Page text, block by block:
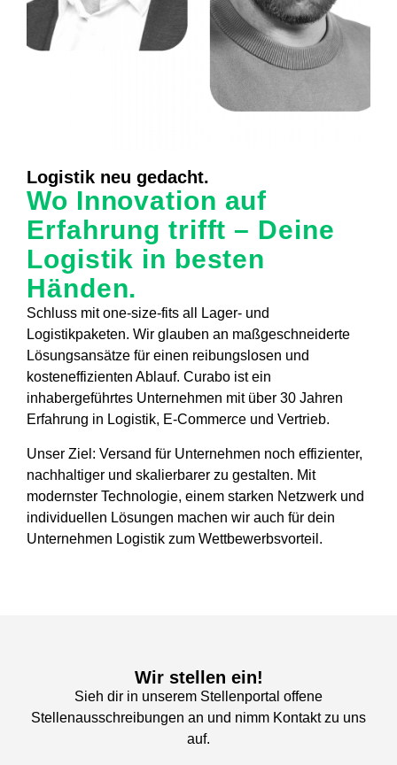
Logistik neu gedacht.
Wo Innovation auf
Erfahrung trifft – Deine
Logistik in besten
Händen.
Schluss mit one-size-fits all Lager- und
Logistikpaketen. Wir glauben an maßgeschneiderte
Lösungsansätze für einen reibungslosen und
kosteneffizienten Ablauf. Curabo ist ein
inhabergeführtes Unternehmen mit über 30 Jahren
Erfahrung in Logistik, E-Commerce und Vertrieb.
Unser Ziel: Versand für Unternehmen noch effizienter,
nachhaltiger und skalierbarer zu gestalten. Mit
modernster Technologie, einem starken Netzwerk und
individuellen Lösungen machen wir auch für dein
Unternehmen Logistik zum Wettbewerbsvorteil.
Wir stellen ein!
Sieh dir in unserem Stellenportal offene
Stellenausschreibungen an und nimm Kontakt zu uns
auf.